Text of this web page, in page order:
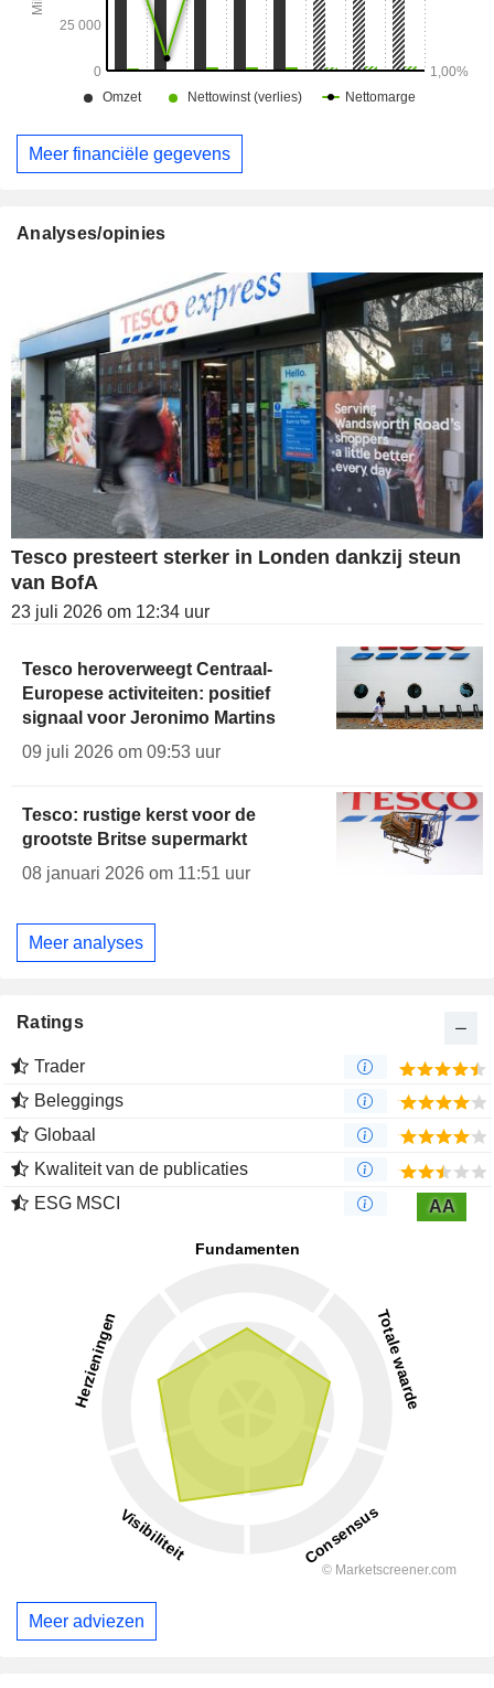
Meer financiële gegevens
Analyses/opinies
Tesco presteert sterker in Londen dankzij steun
van BofA
23 juli 2026 om 12:34 uur
Tesco heroverweegt Centraal-
Europese activiteiten: positief
signaal voor Jeronimo Martins
09 juli 2026 om 09:53 uur
Tesco: rustige kerst voor de
grootste Britse supermarkt
08 januari 2026 om 11:51 uur
Meer analyses
Ratings
Trader
Beleggings
Globaal
Kwaliteit van de publicaties
ESG MSCI
AA
Meer adviezen